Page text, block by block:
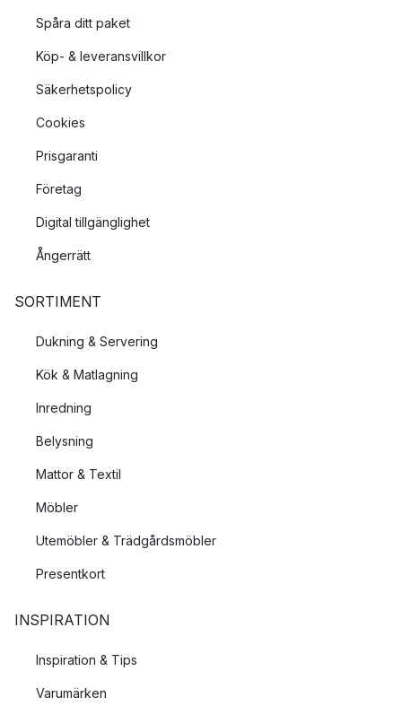
Spåra ditt paket
Köp- & leveransvillkor
Säkerhetspolicy
Cookies
Prisgaranti
Företag
Digital tillgänglighet
Ångerrätt
SORTIMENT
Dukning & Servering
Kök & Matlagning
Inredning
Belysning
Mattor & Textil
Möbler
Utemöbler & Trädgårdsmöbler
Presentkort
INSPIRATION
Inspiration & Tips
Varumärken